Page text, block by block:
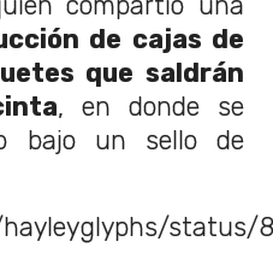
de cajas de
que saldrán
, en donde se
bajo un sello de
status/